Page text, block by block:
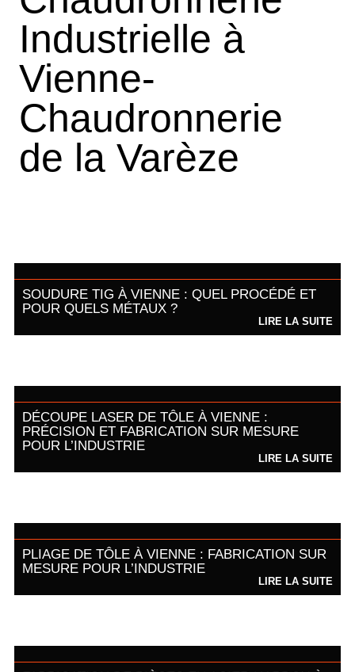
Industrielle à
Vienne-
Chaudronnerie
de la Varèze
SOUDURE TIG À VIENNE : QUEL PROCÉDÉ ET
POUR QUELS MÉTAUX ?
LIRE LA SUITE
DÉCOUPE LASER DE TÔLE À VIENNE :
PRÉCISION ET FABRICATION SUR MESURE
POUR L’INDUSTRIE
LIRE LA SUITE
PLIAGE DE TÔLE À VIENNE : FABRICATION SUR
MESURE POUR L’INDUSTRIE
LIRE LA SUITE